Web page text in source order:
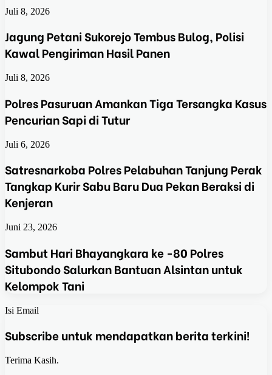
Juli 8, 2026
Jagung Petani Sukorejo Tembus Bulog, Polisi
Kawal Pengiriman Hasil Panen
Juli 8, 2026
Polres Pasuruan Amankan Tiga Tersangka Kasus
Pencurian Sapi di Tutur
Juli 6, 2026
Satresnarkoba Polres Pelabuhan Tanjung Perak
Tangkap Kurir Sabu Baru Dua Pekan Beraksi di
Kenjeran
Juni 23, 2026
Sambut Hari Bhayangkara ke -80 Polres
Situbondo Salurkan Bantuan Alsintan untuk
Kelompok Tani
Isi Email
Subscribe untuk mendapatkan berita terkini!
Terima Kasih.